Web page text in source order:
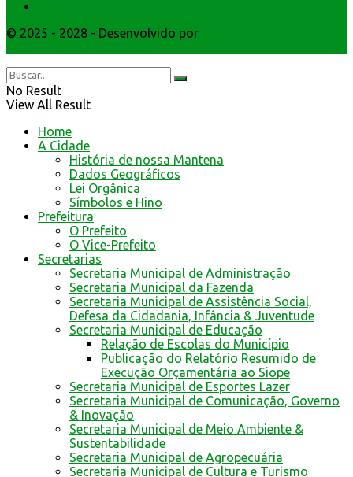
© 2025 - 2028 - Desenvolvido por
No Result
View All Result
Home
A Cidade
História de nossa Mantena
Dados Geográficos
Lei Orgânica
Símbolos e Hino
Prefeitura
O Prefeito
O Vice-Prefeito
Secretarias
Secretaria Municipal de Administração
Secretaria Municipal da Fazenda
Secretaria Municipal de Assistência Social,
Defesa da Cidadania, Infância & Juventude
Secretaria Municipal de Educação
Relação de Escolas do Município
Publicação do Relatório Resumido de
Execução Orçamentária ao Siope
Secretaria Municipal de Esportes Lazer
Secretaria Municipal de Comunicação, Governo
& Inovação
Secretaria Municipal de Meio Ambiente &
Sustentabilidade
Secretaria Municipal de Agropecuária
Secretaria Municipal de Cultura e Turismo